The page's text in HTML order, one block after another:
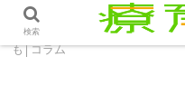
ホーム コラム
も│コラム
検索